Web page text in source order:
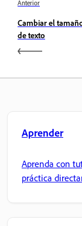
Anterior
Cambiar el
de texto
Aprender
Aprenda con
práctica